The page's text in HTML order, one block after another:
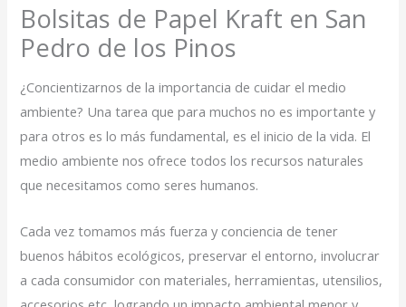
Bolsitas de Papel Kraft en San
Pedro de los Pinos
¿Concientizarnos de la importancia de cuidar el medio
ambiente? Una tarea que para muchos no es importante y
para otros es lo más fundamental, es el inicio de la vida. El
medio ambiente nos ofrece todos los recursos naturales
que necesitamos como seres humanos.
Cada vez tomamos más fuerza y conciencia de tener
buenos hábitos ecológicos, preservar el entorno, involucrar
a cada consumidor con materiales, herramientas, utensilios,